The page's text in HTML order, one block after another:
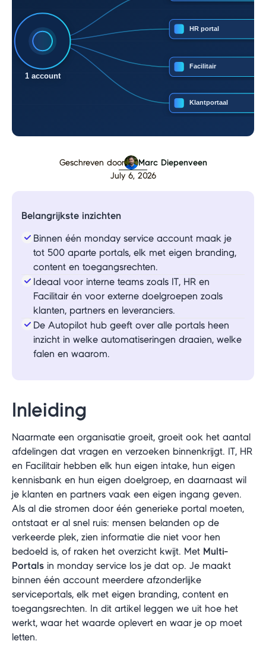
Geschreven door
Marc Diepenveen
July 6, 2026
Belangrijkste inzichten
Binnen één monday service account maak je
tot 500 aparte portals, elk met eigen branding,
content en toegangsrechten.
Ideaal voor interne teams zoals IT, HR en
Facilitair én voor externe doelgroepen zoals
klanten, partners en leveranciers.
De Autopilot hub geeft over alle portals heen
inzicht in welke automatiseringen draaien, welke
falen en waarom.
Inleiding
Naarmate een organisatie groeit, groeit ook het aantal
afdelingen dat vragen en verzoeken binnenkrijgt. IT, HR
en Facilitair hebben elk hun eigen intake, hun eigen
kennisbank en hun eigen doelgroep, en daarnaast wil
je klanten en partners vaak een eigen ingang geven.
Als al die stromen door één generieke portal moeten,
ontstaat er al snel ruis: mensen belanden op de
verkeerde plek, zien informatie die niet voor hen
bedoeld is, of raken het overzicht kwijt. Met Multi-
Portals in monday service los je dat op. Je maakt
binnen één account meerdere afzonderlijke
serviceportals, elk met eigen branding, content en
toegangsrechten. In dit artikel leggen we uit hoe het
werkt, waar het waarde oplevert en waar je op moet
letten.